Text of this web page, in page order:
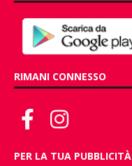
RIMANI CONNESSO
PER LA TUA PUBBLICITÀ